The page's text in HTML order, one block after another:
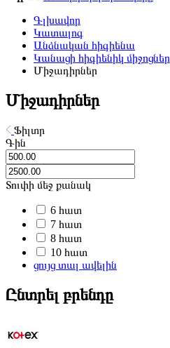
Գլխավոր
Կատալոգ
Անձնական հիգիենա
Կանացի հիգիենիկ միջոցներ
Միջադիրներ
Միջադիրներ
Ֆիլտր
Գին
Տուփի մեջ քանակ
6 հատ
7 հատ
8 հատ
10 հատ
ցույց տալ ավելին
Ընտրել բրենդը